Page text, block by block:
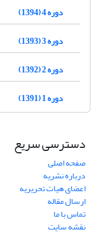
دوره 4 (1394)
دوره 3 (1393)
دوره 2 (1392)
دوره 1 (1391)
دسترسی سریع
صفحه اصلی
درباره نشریه
اعضای هیات تحریریه
ارسال مقاله
تماس با ما
نقشه سایت